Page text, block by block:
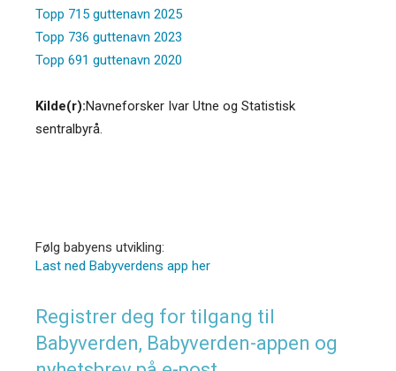
Topp 715 guttenavn 2025
Topp 736 guttenavn 2023
Topp 691 guttenavn 2020
Kilde(r):Navneforsker Ivar Utne og Statistisk
sentralbyrå.
Følg babyens utvikling:
Last ned Babyverdens app her
Registrer deg for tilgang til
Babyverden, Babyverden-appen og